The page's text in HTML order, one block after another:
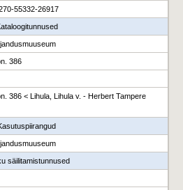
55332-26917
386
386 < Lihula, Lihula v. - Herbert Tampere
säilitamistunnused